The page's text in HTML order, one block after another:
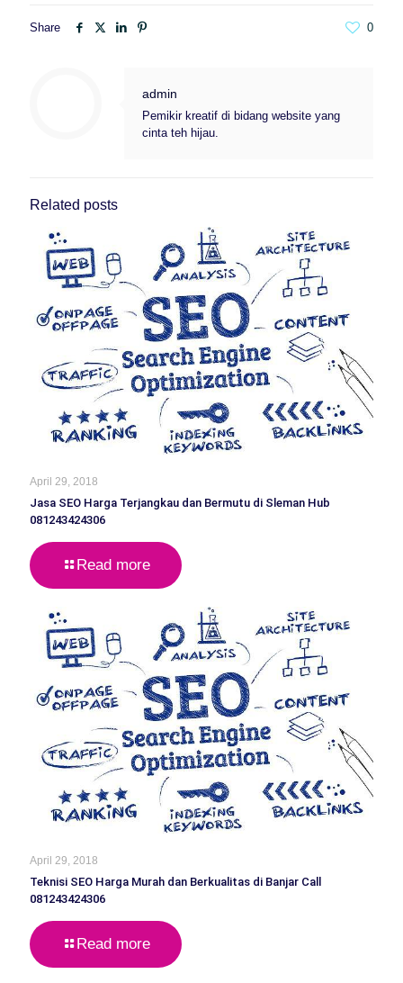
Share 0
admin
Pemikir kreatif di bidang website yang
cinta teh hijau.
Related posts
April 29, 2018
Jasa SEO Harga Terjangkau dan Bermutu di Sleman Hub
081243424306
Read more
April 29, 2018
Teknisi SEO Harga Murah dan Berkualitas di Banjar Call
081243424306
Read more